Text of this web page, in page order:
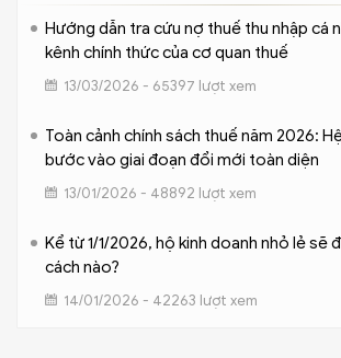
Hướng dẫn tra cứu nợ thuế thu nhập cá
kênh chính thức của cơ quan thuế
13/03/2026 - 65397 lượt xem
Toàn cảnh chính sách thuế năm 2026:
bước vào giai đoạn đổi mới toàn diện
13/01/2026 - 48892 lượt xem
Kể từ 1/1/2026, hộ kinh doanh nhỏ lẻ sẽ
cách nào?
14/01/2026 - 42263 lượt xem